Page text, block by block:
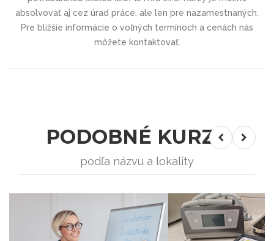
absolvovať aj cez úrad práce, ale len pre nazamestnaných.
Pre bližšie informácie o voľných termínoch a cenách nás
môžete kontaktovať.
PODOBNÉ KURZY
podľa názvu a lokality